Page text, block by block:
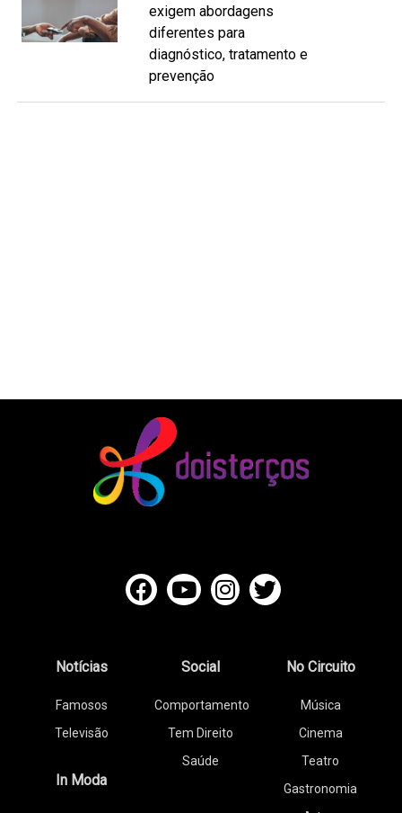
exigem abordagens
diferentes para
diagnóstico, tratamento e
prevenção
Notícias
Famosos
Televisão
In Moda
Social
Comportamento
Tem Direito
Saúde
No Circuito
Música
Cinema
Teatro
Gastronomia